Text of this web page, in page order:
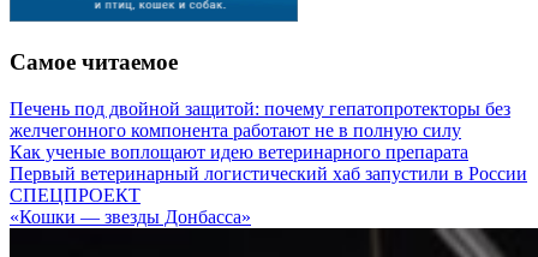
Самое читаемое
Печень под двойной защитой: почему гепатопротекторы без
желчегонного компонента работают не в полную силу
Как ученые воплощают идею ветеринарного препарата
Первый ветеринарный логистический хаб запустили в России
СПЕЦПРОЕКТ
«Кошки — звезды Донбасса»